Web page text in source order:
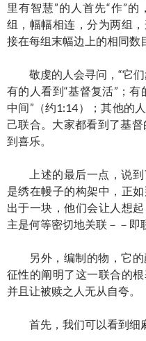
里有智慧”的人首先“作”
组，幅幅相连，分为两组
接在每组末幅边上的相同数
敬虔的人会寻问，“它
有的人看到“基督复活”；
中间”（约1:14）；其他的
己联合。大家都看到了基
到喜乐。
上述的最后一点，说
是绣在幔子的构架中，正
出于一块，他们会让人想
主是何等密切地关联－－即
另外，编制的物，它
征性的阐明了这一联合的
并且让被赎之人无从自夸。
首先，我们可以看到细